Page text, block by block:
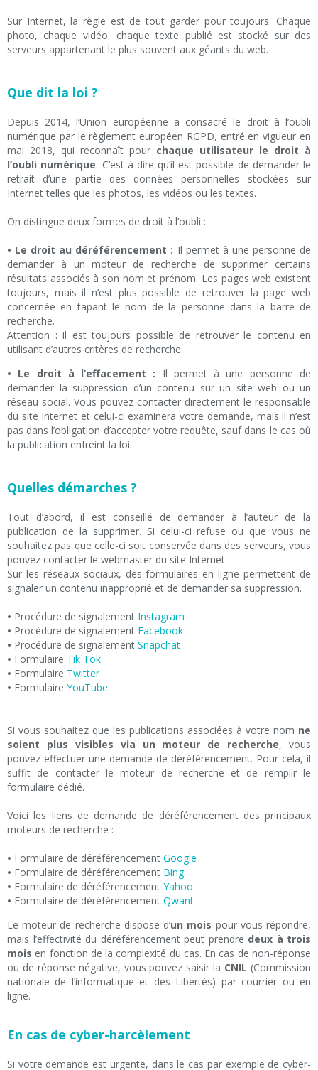
Sur Internet, la règle est de tout garder pour toujours. Chaque
photo, chaque vidéo, chaque texte publié est stocké sur des
serveurs appartenant le plus souvent aux géants du web.
Que dit la loi ?
Depuis 2014, l’Union européenne a consacré le droit à l’oubli
numérique par le règlement européen RGPD, entré en vigueur en
mai 2018, qui reconnaît pour chaque utilisateur le droit à
l’oubli numérique. C’est-à-dire qu’il est possible de demander le
retrait d’une partie des données personnelles stockées sur
Internet telles que les photos, les vidéos ou les textes.
On distingue deux formes de droit à l’oubli :
• Le droit au déréférencement : Il permet à une personne de
demander à un moteur de recherche de supprimer certains
résultats associés à son nom et prénom. Les pages web existent
toujours, mais il n’est plus possible de retrouver la page web
concernée en tapant le nom de la personne dans la barre de
recherche.
Attention : il est toujours possible de retrouver le contenu en
utilisant d’autres critères de recherche.
• Le droit à l’effacement : Il permet à une personne de
demander la suppression d’un contenu sur un site web ou un
réseau social. Vous pouvez contacter directement le responsable
du site Internet et celui-ci examinera votre demande, mais il n’est
pas dans l’obligation d’accepter votre requête, sauf dans le cas où
la publication enfreint la loi.
Quelles démarches ?
Tout d’abord, il est conseillé de demander à l’auteur de la
publication de la supprimer. Si celui-ci refuse ou que vous ne
souhaitez pas que celle-ci soit conservée dans des serveurs, vous
pouvez contacter le webmaster du site Internet.
Sur les réseaux sociaux, des formulaires en ligne permettent de
signaler un contenu inapproprié et de demander sa suppression.
• Procédure de signalement Instagram
• Procédure de signalement Facebook
• Procédure de signalement Snapchat
• Formulaire Tik Tok
• Formulaire Twitter
• Formulaire YouTube
Si vous souhaitez que les publications associées à votre nom ne
soient plus visibles via un moteur de recherche, vous
pouvez effectuer une demande de déréférencement. Pour cela, il
suffit de contacter le moteur de recherche et de remplir le
formulaire dédié.
Voici les liens de demande de déréférencement des principaux
moteurs de recherche :
• Formulaire de déréférencement Google
• Formulaire de déréférencement Bing
• Formulaire de déréférencement Yahoo
• Formulaire de déréférencement Qwant
Le moteur de recherche dispose d’un mois pour vous répondre,
mais l’effectivité du déréférencement peut prendre deux à trois
mois en fonction de la complexité du cas. En cas de non-réponse
ou de réponse négative, vous pouvez saisir la CNIL (Commission
nationale de l’informatique et des Libertés) par courrier ou en
ligne.
En cas de cyber-harcèlement
Si votre demande est urgente, dans le cas par exemple de cyber-